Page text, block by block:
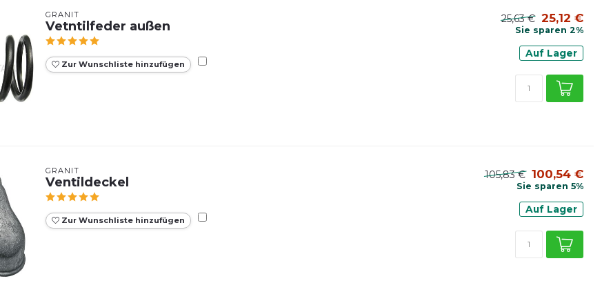
GRANIT
Vetntilfeder außen
Zur Wunschliste hinzufügen
25,63 € 25,12 €
Sie sparen 2%
Auf Lager
GRANIT
Ventildeckel
Zur Wunschliste hinzufügen
105,83 € 100,54 €
Sie sparen 5%
Auf Lager